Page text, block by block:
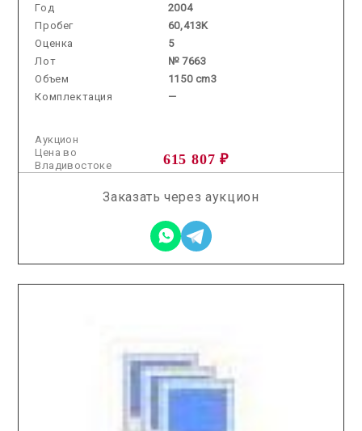
Год
2004
Пробег
60,413K
Оценка
5
Лот
№ 7663
Объем
1150 cm3
Комплектация
—
Аукцион
615 807 ₽
Цена во
Владивостоке
Заказать через аукцион